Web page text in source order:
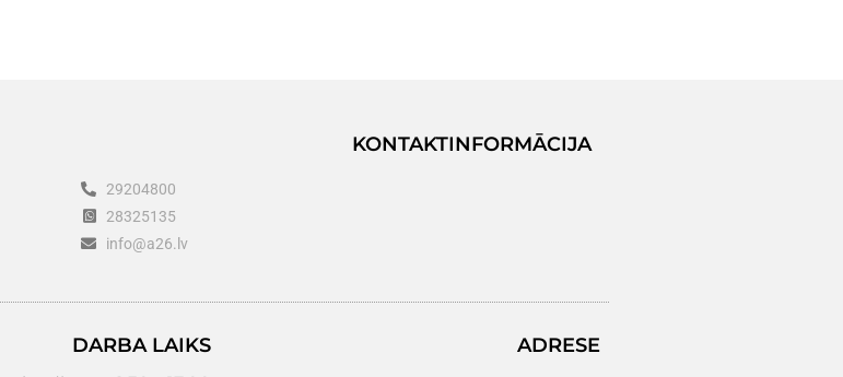
KONTAKTINFORMĀCIJA
29204800
28325135
info@a26.lv
DARBA LAIKS ADRESE